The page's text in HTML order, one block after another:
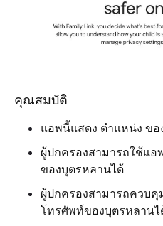
คุณสมบัติ
แอพนี้แสดง ตำแหน่ง ข
ผู้ปกครองสามารถใช้แอ
ของบุตรหลานได้
ผู้ปกครองสามารถควบ
โทรศัพท์ของบุตรหลานไ